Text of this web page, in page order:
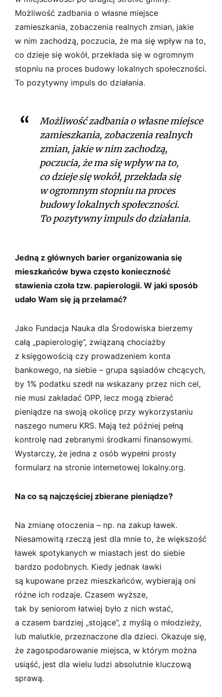
Możliwość zadbania o własne miejsce
zamieszkania, zobaczenia realnych zmian, jakie
w nim zachodzą, poczucia, że ma się wpływ na to,
co dzieje się wokół, przekłada się w ogromnym
stopniu na proces budowy lokalnych społeczności.
To pozytywny impuls do działania.
Możliwość zadbania o własne miejsce
zamieszkania, zobaczenia realnych
zmian, jakie w nim zachodzą,
poczucia, że ma się wpływ na to,
co dzieje się wokół, przekłada się
w ogromnym stopniu na proces
budowy lokalnych społeczności.
To pozytywny impuls do działania.
Jedną z głównych barier organizowania się
mieszkańców bywa często konieczność
stawienia czoła tzw. papierologii. W jaki sposób
udało Wam się ją przełamać?
Jako Fundacja Nauka dla Środowiska bierzemy
całą „papierologię”, związaną chociażby
z księgowością czy prowadzeniem konta
bankowego, na siebie – grupa sąsiadów chcących,
by 1% podatku szedł na wskazany przez nich cel,
nie musi zakładać OPP, lecz mogą zbierać
pieniądze na swoją okolicę przy wykorzystaniu
naszego numeru KRS. Mają też później pełną
kontrolę nad zebranymi środkami finansowymi.
Wystarczy, że jedna z osób wypełni prosty
formularz na stronie internetowej lokalny.org.
Na co są najczęściej zbierane pieniądze?
Na zmianę otoczenia – np. na zakup ławek.
Niesamowitą rzeczą jest dla mnie to, że większość
ławek spotykanych w miastach jest do siebie
bardzo podobnych. Kiedy jednak ławki
są kupowane przez mieszkańców, wybierają oni
różne ich rodzaje. Czasem wyższe,
tak by seniorom łatwiej było z nich wstać,
a czasem bardziej „stojące”, z myślą o młodzieży,
lub malutkie, przeznaczone dla dzieci. Okazuje się,
że zagospodarowanie miejsca, w którym można
usiąść, jest dla wielu ludzi absolutnie kluczową
sprawą.